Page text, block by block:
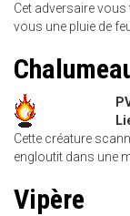
Cet adversaire
vous une pluie de
Cette créature
engloutit dans une
Vipère